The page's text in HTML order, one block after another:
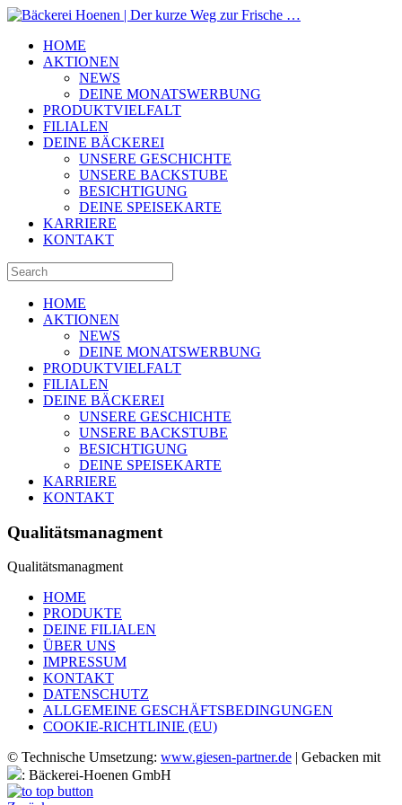
HOME
AKTIONEN
NEWS
DEINE MONATSWERBUNG
PRODUKTVIELFALT
FILIALEN
DEINE BÄCKEREI
UNSERE GESCHICHTE
UNSERE BACKSTUBE
BESICHTIGUNG
DEINE SPEISEKARTE
KARRIERE
KONTAKT
HOME
AKTIONEN
NEWS
DEINE MONATSWERBUNG
PRODUKTVIELFALT
FILIALEN
DEINE BÄCKEREI
UNSERE GESCHICHTE
UNSERE BACKSTUBE
BESICHTIGUNG
DEINE SPEISEKARTE
KARRIERE
KONTAKT
Qualitätsmanagment
Qualitätsmanagment
HOME
PRODUKTE
DEINE FILIALEN
ÜBER UNS
IMPRESSUM
KONTAKT
DATENSCHUTZ
ALLGEMEINE GESCHÄFTSBEDINGUNGEN
COOKIE-RICHTLINIE (EU)
© Technische Umsetzung: www.giesen-partner.de | Gebacken mit
: Bäckerei-Hoenen GmbH